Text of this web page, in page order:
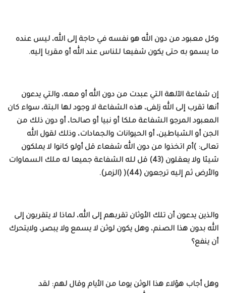
وكل معبود من دون الله هو نفسه في حاجة إلى الله، ليس عنده
ما يسمو به حتى يكون شفيعا للناس عند الله أو مقربا إليه.
إن شفاعة الآلهة التي عبدت من دون الله أو معه، والتي يدعون
أنها تقرب إلى الله زلفى، هذه الشفاعة لا وجود لها البتة، سواء كان
المعبود المرجو الشفاعة ملكا أو نبيا أو صالحا، أو دون ذلك من
الجن أو الشياطين، أو الحيوانات والجمادات، وذلك لقول الله
تعالى: )أم اتخذوا من دون الله شفعاء قل أولو كانوا لا يملكون
شيئا ولا يعقلون (43) قل لله الشفاعة جميعا له ملك السماوات
والأرض ثم إليه ترجعون (44)( (الزمر).
والذين يدعون أن تلك الأوثان تقربهم إلى الله، لماذا لا يتقربون إلى
الله بدون هذا الصنم، وهل يكون لوثن لا يسمع ولا يبصر، ولايتحرك
أن ينفع؟
وهل أجاب هؤلاء هذا الوثن يوما من الأيام وقال لهم: لقد